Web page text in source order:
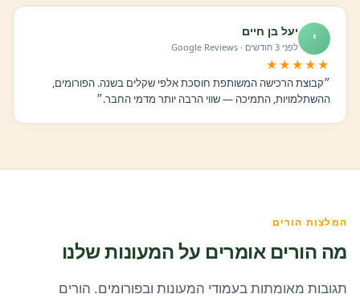
י יעל בן חיים
לפני 3 חודשים · Google Reviews
★★★★★
״קבוצת הרכישה המשותפת חוסכת אלפי שקלים בשנה. הפורומים,
ההשתלמויות, התמיכה — שווי הרבה יותר מדמי החבר.״
המלצות הורים
מה הורים אומרים על המעונות שלנו
תגובות מאומתות בעמודי המעונות ובפורומים. הורים